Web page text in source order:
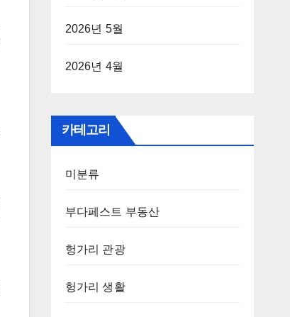
2026년 5월
2026년 4월
카테고리
미분류
부다페스트 부동산
헝가리 관광
헝가리 생활